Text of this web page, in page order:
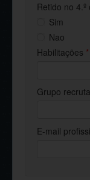
Retido no 4.º
Sim
Nao
Habilitações *
Grupo
E-mail